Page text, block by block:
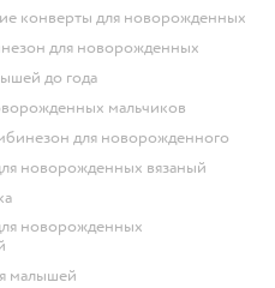
конверты для новорожденных
для новорожденных
до года
мальчиков
для новорожденного
новорожденных вязаный
малышей